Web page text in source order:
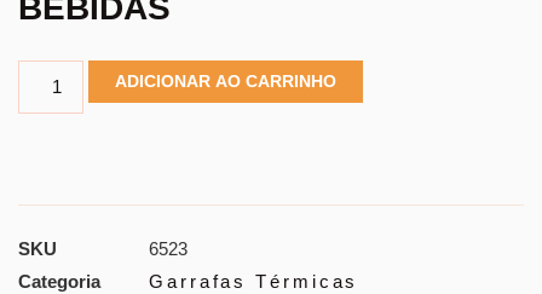
BEBIDAS
ADICIONAR AO CARRINHO
SKU
6523
Categoria
Garrafas Térmicas